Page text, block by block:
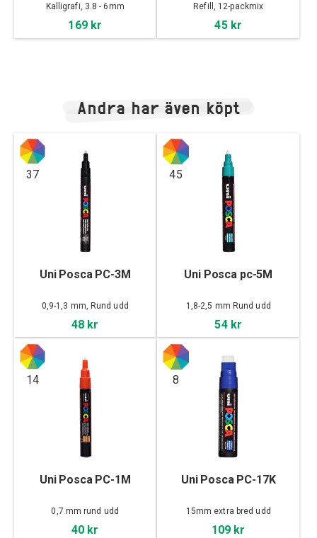
Kalligrafi, 3.8 - 6mm
169 kr
Refill, 12-packmix
45 kr
Andra har även köpt
37
Uni Posca PC-3M
0,9-1,3 mm, Rund udd
48 kr
45
Uni Posca pc-5M
1,8-2,5 mm Rund udd
54 kr
14
Uni Posca PC-1M
0,7 mm rund udd
40 kr
8
Uni Posca PC-17K
15mm extra bred udd
109 kr